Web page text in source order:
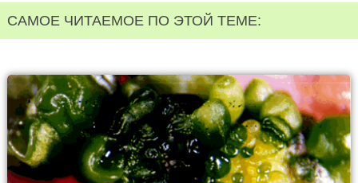
САМОЕ ЧИТАЕМОЕ ПО ЭТОЙ ТЕМЕ: